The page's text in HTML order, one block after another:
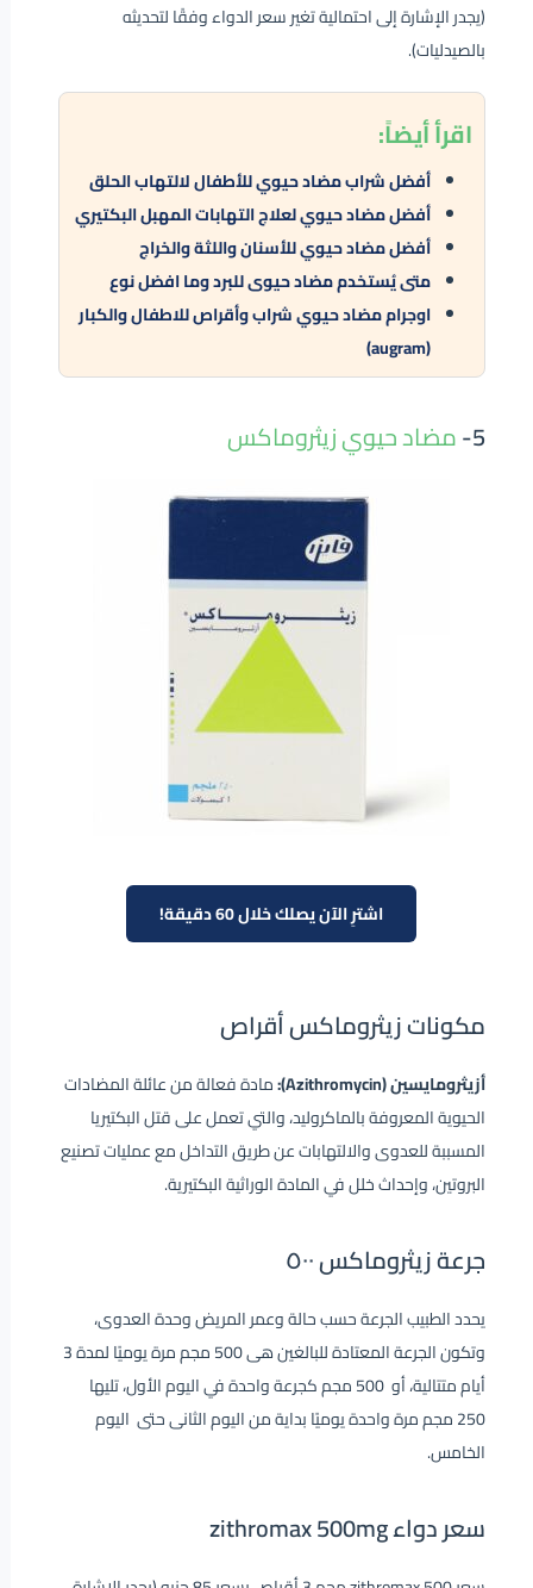
(يجدر الإشارة إلى احتمالية تغير سعر الدواء وفقًا لتحديثه
بالصيدليات).
اقرأأيضاً:
أفضل شراب مضاد حيوي للأطفال لالتهاب الحلق
أفضل مضاد حيوي لعلاج التهابات المهبل البكتيري
أفضل مضاد حيوي للأسنان واللثة والخراج
متى يُستخدم مضاد حيوى للبرد وما افضل نوع
اوجرام مضاد حيوي شراب وأقراص للاطفال والكبار
(augram)
5- مضاد حيوي زيثروماكس
اشترِ الآن يصلك خلال 60 دقيقة!
مكونات زيثروماكس أقراص
أزيثرومايسين (Azithromycin):
مادة فعالة من عائلة المضادات
الحيوية المعروفة بالماكروليد، والتي تعمل على قتل البكتيريا
المسببة للعدوى والالتهابات عن طريق التداخل مع عمليات تصنيع
البروتين، وإحداث خلل في المادة الوراثية البكتيرية.
جرعة زيثروماكس ٥٠٠
يحدد الطبيب الجرعة حسب حالة وعمر المريض وحدة العدوى،
وتكون الجرعة المعتادة للبالغين هى 500 مجم مرة يوميًا لمدة 3
أيام متتالية، أو 500 مجم كجرعة واحدة في اليوم الأول، تليها
250 مجم مرة واحدة يوميًا بداية من اليوم الثانى حتى اليوم
الخامس.
سعر دواء zithromax 500mg